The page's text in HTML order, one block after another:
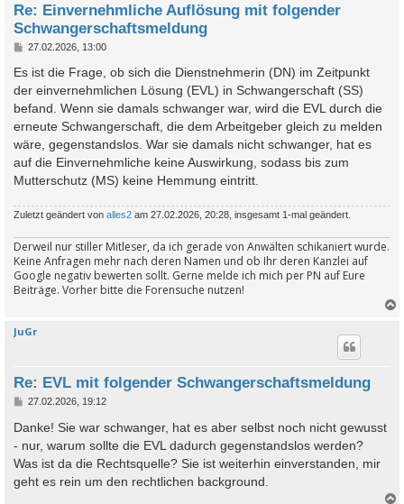
Re: Einvernehmliche Auflösung mit folgender
Schwangerschaftsmeldung
B
i
r
a
g
27.02.2026, 13:00
Es ist die Frage, ob sich die Dienstnehmerin (DN) im Zeitpunkt
der einvernehmlichen Lösung (EVL) in Schwangerschaft (SS)
befand. Wenn sie damals schwanger war, wird die EVL durch die
erneute Schwangerschaft, die dem Arbeitgeber gleich zu melden
wäre, gegenstandslos. War sie damals nicht schwanger, hat es
auf die Einvernehmliche keine Auswirkung, sodass bis zum
Mutterschutz (MS) keine Hemmung eintritt.
Zuletzt geändert von alles2 am 27.02.2026, 20:28, insgesamt 1-mal geändert.
Derweil nur stiller Mitleser, da ich gerade von Anwälten schikaniert wurde.
Keine Anfragen mehr nach deren Namen und ob Ihr deren Kanzlei auf
Google negativ bewerten sollt. Gerne melde ich mich per PN auf Eure
Beiträge. Vorher bitte die Forensuche nutzen!
JuGr
Re: EVL mit folgender Schwangerschaftsmeldung
B
i
r
a
g
27.02.2026, 19:12
Danke! Sie war schwanger, hat es aber selbst noch nicht gewusst
- nur, warum sollte die EVL dadurch gegenstandslos werden?
Was ist da die Rechtsquelle? Sie ist weiterhin einverstanden, mir
geht es rein um den rechtlichen background.